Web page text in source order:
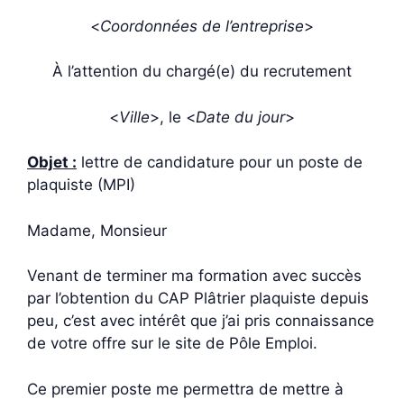
<Coordonnées de l’entreprise>
À l’attention du chargé(e) du recrutement
<Ville>, le <Date du jour>
Objet : lettre de candidature pour un poste de
plaquiste (MPI)
Madame, Monsieur
Venant de terminer ma formation avec succès
par l’obtention du CAP Plâtrier plaquiste depuis
peu, c’est avec intérêt que j’ai pris connaissance
de votre offre sur le site de Pôle Emploi.
Ce premier poste me permettra de mettre à